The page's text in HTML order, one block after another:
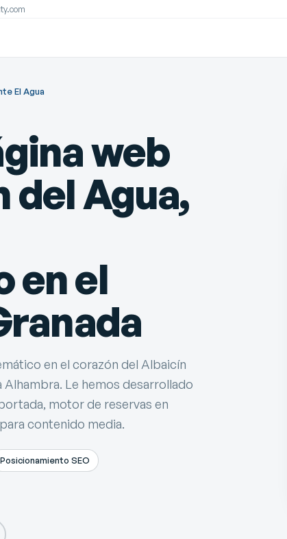
El Agua
web
del Agua,
en el
en el corazón del Albaicín
Le hemos desarrollado
motor de reservas en
contenido media.
Posicionamiento SEO